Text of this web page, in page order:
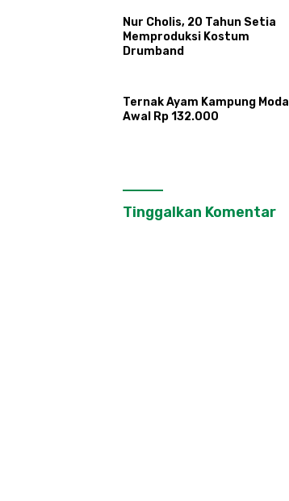
Nur Cholis, 20 Tahun Setia
Memproduksi Kostum
Drumband
Ternak Ayam Kampung Modal
Awal Rp 132.000
Tinggalkan Komentar